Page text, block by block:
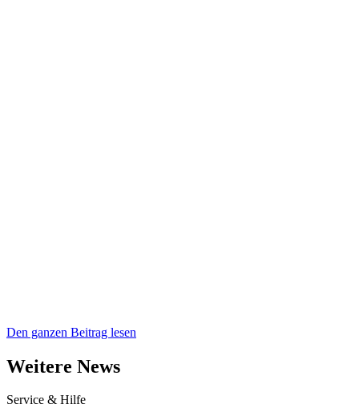
Den ganzen Beitrag lesen
Weitere News
Service & Hilfe